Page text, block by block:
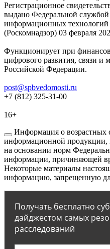
Регистрационное
выдано Федеральной службой
информационных
(Роскомнадзор) 03 февраля
Функционирует при
цифрового развития, связи и
Российской Федерации.
post@spbvedomosti.ru
+7 (812) 325-31-00
16+
Информация о возрастных
информационной продукции,
на основании норм
информации, причиняющей
Некоторые материалы
информацию, запрещенную
Получать бесплатно
дайджестом самых
расследований